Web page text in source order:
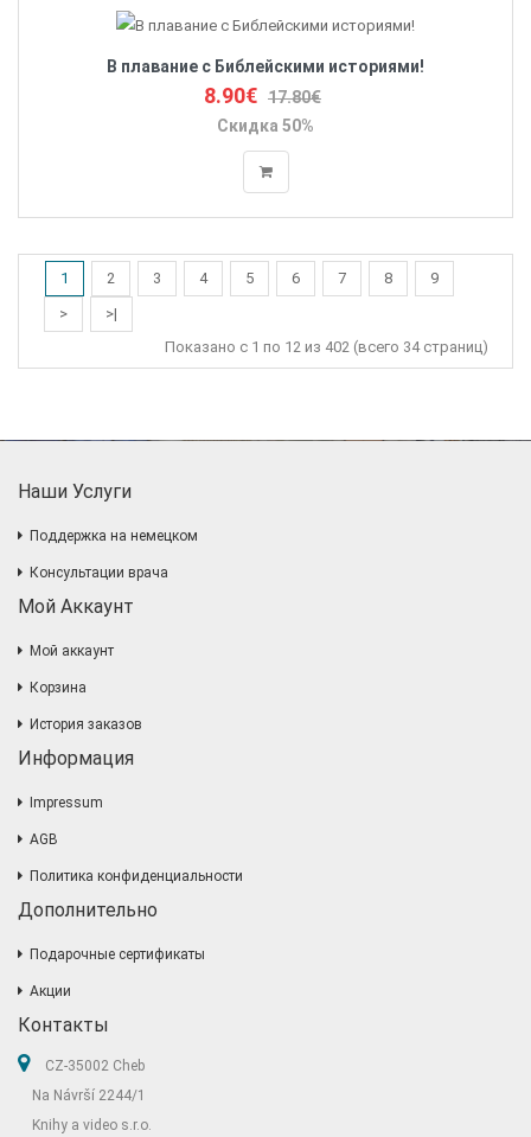
В плавание с Библейскими историями!
8.90€ 17.80€
Скидка 50%
1 2 3 4 5 6 7 8
9
>
>|
Показано с 1 по 12 из 402 (всего 34 страниц)
Наши Услуги
Поддержка на немецком
Консультации врача
Мой Аккаунт
Мой аккаунт
Корзина
История заказов
Информация
Impressum
AGB
Политика конфиденциальности
Дополнительно
Подарочные сертификаты
Акции
Контакты
CZ-35002 Cheb
Na Návrší 2244/1
Knihy a video s.r.o.